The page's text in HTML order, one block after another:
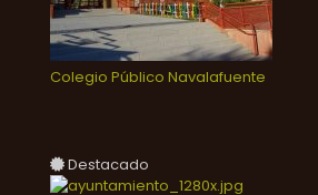
Colegio Público Navalafuente
Destacado